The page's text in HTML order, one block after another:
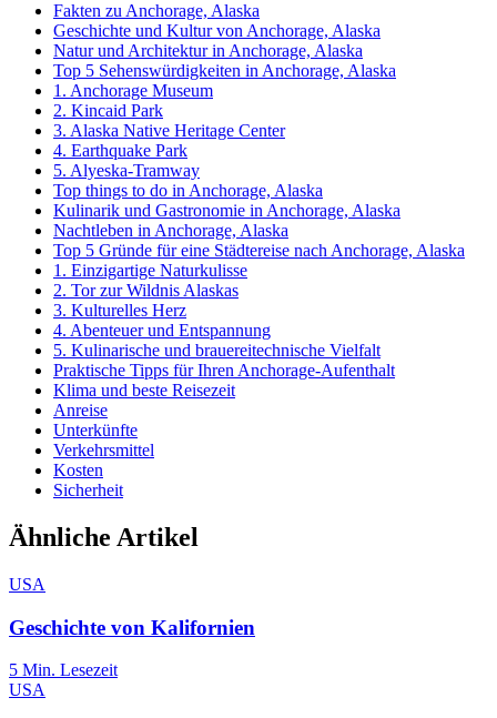
Fakten zu Anchorage, Alaska
Geschichte und Kultur von Anchorage, Alaska
Natur und Architektur in Anchorage, Alaska
Top 5 Sehenswürdigkeiten in Anchorage, Alaska
1. Anchorage Museum
2. Kincaid Park
3. Alaska Native Heritage Center
4. Earthquake Park
5. Alyeska-Tramway
Top things to do in Anchorage, Alaska
Kulinarik und Gastronomie in Anchorage, Alaska
Nachtleben in Anchorage, Alaska
Top 5 Gründe für eine Städtereise nach Anchorage, Alaska
1. Einzigartige Naturkulisse
2. Tor zur Wildnis Alaskas
3. Kulturelles Herz
4. Abenteuer und Entspannung
5. Kulinarische und brauereitechnische Vielfalt
Praktische Tipps für Ihren Anchorage-Aufenthalt
Klima und beste Reisezeit
Anreise
Unterkünfte
Verkehrsmittel
Kosten
Sicherheit
Ähnliche Artikel
USA
Geschichte von Kalifornien
5 Min. Lesezeit
USA